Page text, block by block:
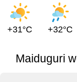
+31°C +32°C
Maiduguri